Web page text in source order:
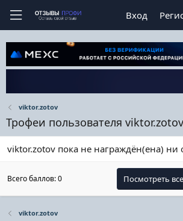
Вход
viktor.zotov
Трофеи пользователя viktor.zotov
viktor.zotov пока не награждён(ена)
Всего баллов: 0 Посмотреть
viktor.zotov